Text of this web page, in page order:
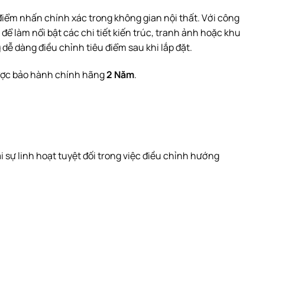
nhấn chính xác trong không gian nội thất. Với công
để làm nổi bật các chi tiết kiến trúc, tranh ảnh hoặc khu
dàng điều chỉnh tiêu điểm sau khi lắp đặt.
bảo hành chính hãng2 Năm.
sự linh hoạt tuyệt đối trong việc điều chỉnh hướng